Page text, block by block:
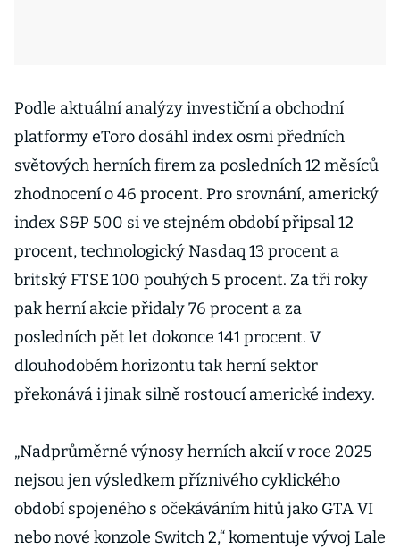
Podle aktuální analýzy investiční a obchodní
platformy eToro dosáhl index osmi předních
světových herních firem za posledních 12 měsíců
zhodnocení o 46 procent. Pro srovnání, americký
index S&P 500 si ve stejném období připsal 12
procent, technologický Nasdaq 13 procent a
britský FTSE 100 pouhých 5 procent. Za tři roky
pak herní akcie přidaly 76 procent a za
posledních pět let dokonce 141 procent. V
dlouhodobém horizontu tak herní sektor
překonává i jinak silně rostoucí americké indexy.
„Nadprůměrné výnosy herních akcií v roce 2025
nejsou jen výsledkem příznivého cyklického
období spojeného s očekáváním hitů jako GTA VI
nebo nové konzole Switch 2,“ komentuje vývoj Lale